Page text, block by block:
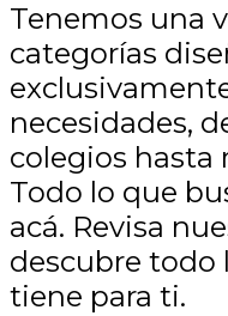
Tenemos una
categorías
necesidades,
colegios hasta
Todo lo que
acá. Revisa
descubre todo
tiene para ti.